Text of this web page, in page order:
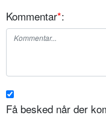
Kommentar*:
Få besked når der